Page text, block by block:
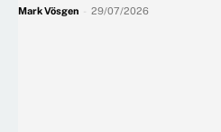
Mark Vösgen 29/07/2026